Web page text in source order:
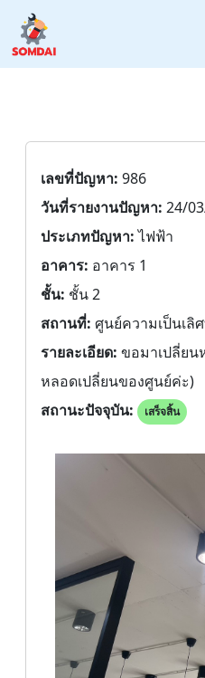
เลขที่ปัญหา: 986
วันที่รายงานปัญหา: 24/
ประเภทปัญหา:ไฟฟ้า
อาคาร: อาคาร 1
ชั้น: ชั้น 2
สถานที่: ศูนย์ความเป็นเลิ
รายละเอียด: ขอมาเปลี่ยน
หลอดเปลี่ยนของศูนย์ค่ะ)
สถานะปัจจุบัน:
เสร็จสิ้น